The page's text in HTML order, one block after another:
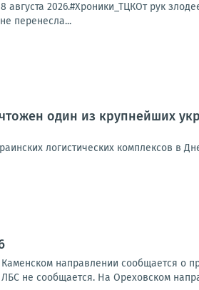
2026.#Хроники_ТЦКОт рук
перенесла...
один из крупнейших
логистических комплексов в
направлении сообщается
не сообщается. На Ореховском